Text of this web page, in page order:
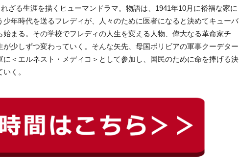
ざる生涯を描くヒューマンドラマ。物語は、1941年10月に裕福な家に
年時代を送るフレディが、人々のために医者になると決めてキューバ
まる。その学校でフレディの人生を変える人物、偉大なる革命家チ
が少しずつ変わっていく。そんな矢先、母国ボリビアの軍事クーデター
に＜エルネスト・メディコ＞として参加し、国民のために命を捧げる決
く。